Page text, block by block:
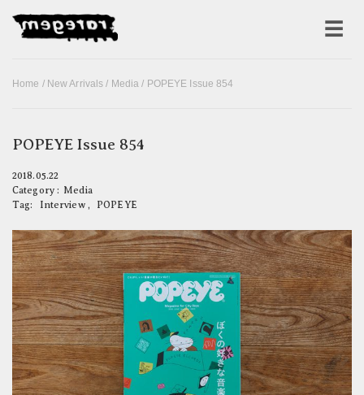
Home / New Arrivals / Media / POPEYE Issue 854
POPEYE Issue 854
2018.05.22
Category : Media
Tag:
Interview, POPEYE